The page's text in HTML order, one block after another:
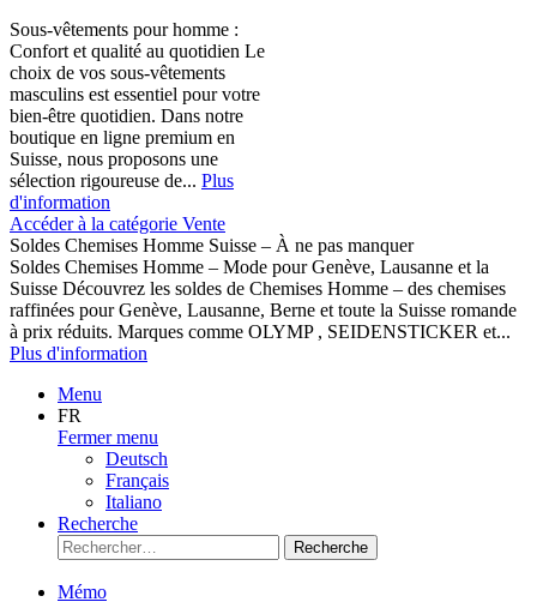
Sous-vêtements pour homme :
Confort et qualité au quotidien Le
choix de vos sous-vêtements
masculins est essentiel pour votre
bien-être quotidien. Dans notre
boutique en ligne premium en
Suisse, nous proposons une
sélection rigoureuse de... Plus
d'information
Accéder à la catégorie Vente
Soldes Chemises Homme Suisse – À ne pas manquer
Soldes Chemises Homme – Mode pour Genève, Lausanne et la
Suisse Découvrez les soldes de Chemises Homme – des chemises
raffinées pour Genève, Lausanne, Berne et toute la Suisse romande
à prix réduits. Marques comme OLYMP , SEIDENSTICKER et...
Plus d'information
Menu
FR
Fermer menu
Deutsch
Français
Italiano
Recherche
Recherche
Mémo